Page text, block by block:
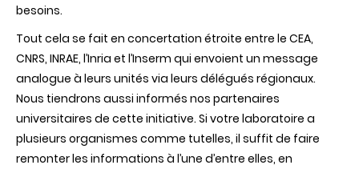
besoins.
Tout cela se fait en concertation étroite entre le CEA,
CNRS, INRAE, l’Inria et l’Inserm qui envoient un message
analogue à leurs unités via leurs délégués régionaux.
Nous tiendrons aussi informés nos partenaires
universitaires de cette initiative. Si votre laboratoire a
plusieurs organismes comme tutelles, il suffit de faire
remonter les informations à l’une d’entre elles, en